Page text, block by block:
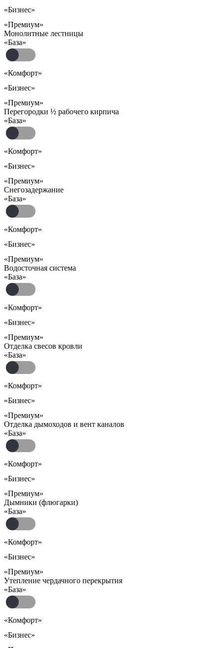
«Бизнес»
«Премиум»
Монолитные лестницы
«База»
«Комфорт»
«Бизнес»
«Премиум»
Перегородки ½ рабочего кирпича
«База»
«Комфорт»
«Бизнес»
«Премиум»
Снегозадержание
«База»
«Комфорт»
«Бизнес»
«Премиум»
Водосточная система
«База»
«Комфорт»
«Бизнес»
«Премиум»
Отделка свесов кровли
«База»
«Комфорт»
«Бизнес»
«Премиум»
Отделка дымоходов и вент каналов
«База»
«Комфорт»
«Бизнес»
«Премиум»
Дымники (флюгарки)
«База»
«Комфорт»
«Бизнес»
«Премиум»
Утепление чердачного перекрытия
«База»
«Комфорт»
«Бизнес»